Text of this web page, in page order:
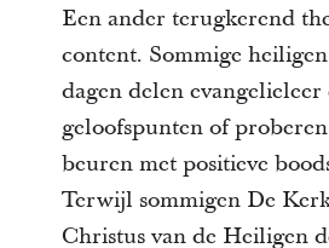
Een ander terugkerend
content. Sommige
dagen delen evangelieleer
geloofspunten of
beuren met positieve
Terwijl sommigen De
Christus van de Heiligen